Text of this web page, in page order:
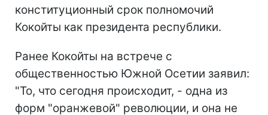
конституционный срок полномочий
Кокойты как президента республики.
Ранее Кокойты на встрече с
общественностью Южной Осетии заявил:
"То, что сегодня происходит, - одна из
форм "оранжевой" революции, и она не